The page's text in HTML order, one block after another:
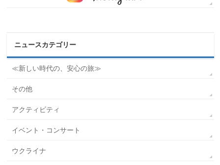
ニュースカテゴリー
≪新しい時代の、安心の旅≫
その他
アクティビティ
イベント・コンサート
ウクライナ